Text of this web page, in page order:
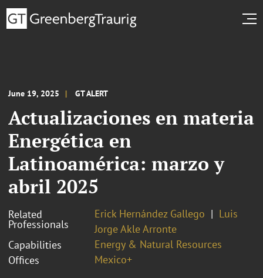
June 19, 2025 GT ALERT
Actualizaciones en materia
Energética en
Latinoamérica: marzo y
abril 2025
Related
Professionals
Erick Hernández Gallego
Luis
Jorge Akle Arronte
Capabilities
Energy & Natural Resources
Offices
Mexico+